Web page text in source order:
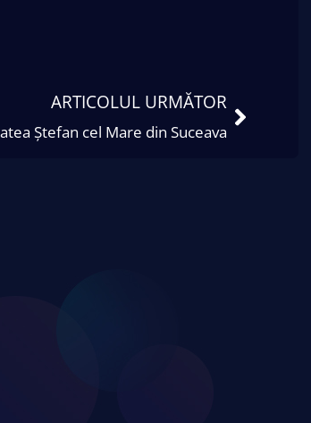
ARTICOLUL URMĂTOR
Ștefan cel Mare din Suceava